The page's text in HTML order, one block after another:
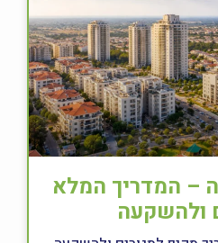
– המדריך המלא
ולהשקעה